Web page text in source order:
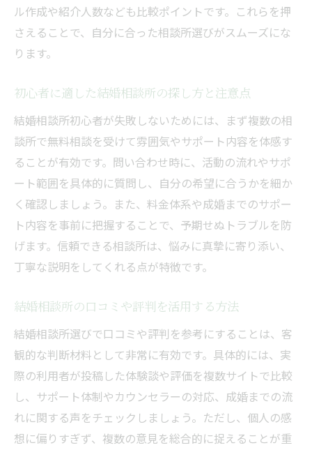
ル作成や紹介人数なども比較ポイントです。これらを押
さえることで、自分に合った相談所選びがスムーズにな
ります。
初心者に適した結婚相談所の探し方と注意点
結婚相談所初心者が失敗しないためには、まず複数の相
談所で無料相談を受けて雰囲気やサポート内容を体感す
ることが有効です。問い合わせ時に、活動の流れやサポ
ート範囲を具体的に質問し、自分の希望に合うかを細か
く確認しましょう。また、料金体系や成婚までのサポー
ト内容を事前に把握することで、予期せぬトラブルを防
げます。信頼できる相談所は、悩みに真摯に寄り添い、
丁寧な説明をしてくれる点が特徴です。
結婚相談所の口コミや評判を活用する方法
結婚相談所選びで口コミや評判を参考にすることは、客
観的な判断材料として非常に有効です。具体的には、実
際の利用者が投稿した体験談や評価を複数サイトで比較
し、サポート体制やカウンセラーの対応、成婚までの流
れに関する声をチェックしましょう。ただし、個人の感
想に偏りすぎず、複数の意見を総合的に捉えることが重